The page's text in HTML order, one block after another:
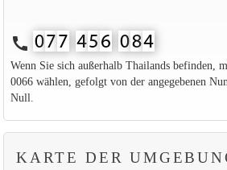
call
Wenn Sie sich außerhalb Thailands befinden,
0066 wählen, gefolgt von der angegebenen
Null.
KARTE DER